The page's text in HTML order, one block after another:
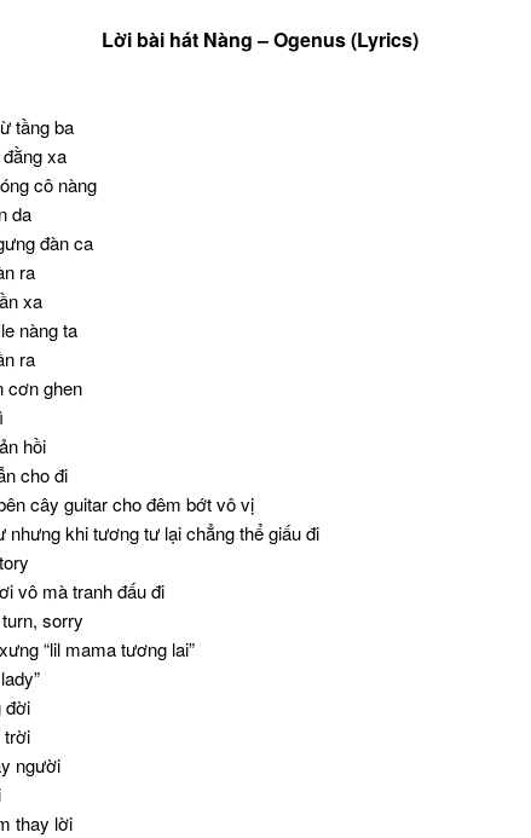
Lời bài hát Nàng – Ogenus (Lyrics)
tầng ba
xa
cô nàng
da
đàn ca
ra
xa
nàng ta
ra
cơn ghen
hồi
cho đi
cây guitar cho đêm bớt vô vị
nhưng khi tương tư lại chẳng thể giấu đi
vô mà tranh đấu đi
sorry
“lil mama tương lai”
đời
trời
người
thay lời